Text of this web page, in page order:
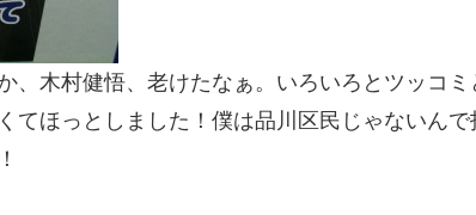
、木村健悟、老けたなぁ。いろいろとツッコミ
てほっとしました！僕は品川区民じゃないんで